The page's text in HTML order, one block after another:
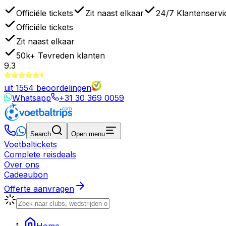
Officiële tickets Zit naast elkaar
24/7
Officiële tickets
Zit naast elkaar
50k+ Tevreden klanten
9.3
uit 1554 beoordelingen
Whatsapp
+31 30 369 0059
Search Open menu
Voetbaltickets
Complete reisdeals
Over ons
Cadeaubon
Offerte aanvragen